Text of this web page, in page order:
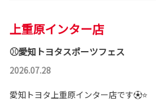
上重原インター店
⚾愛知トヨタスポーツフェス
2026.07.28
愛知トヨタ上重原インター店です⚽⭐